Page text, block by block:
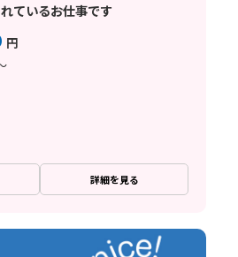
ているお仕事です
円
詳細を見る